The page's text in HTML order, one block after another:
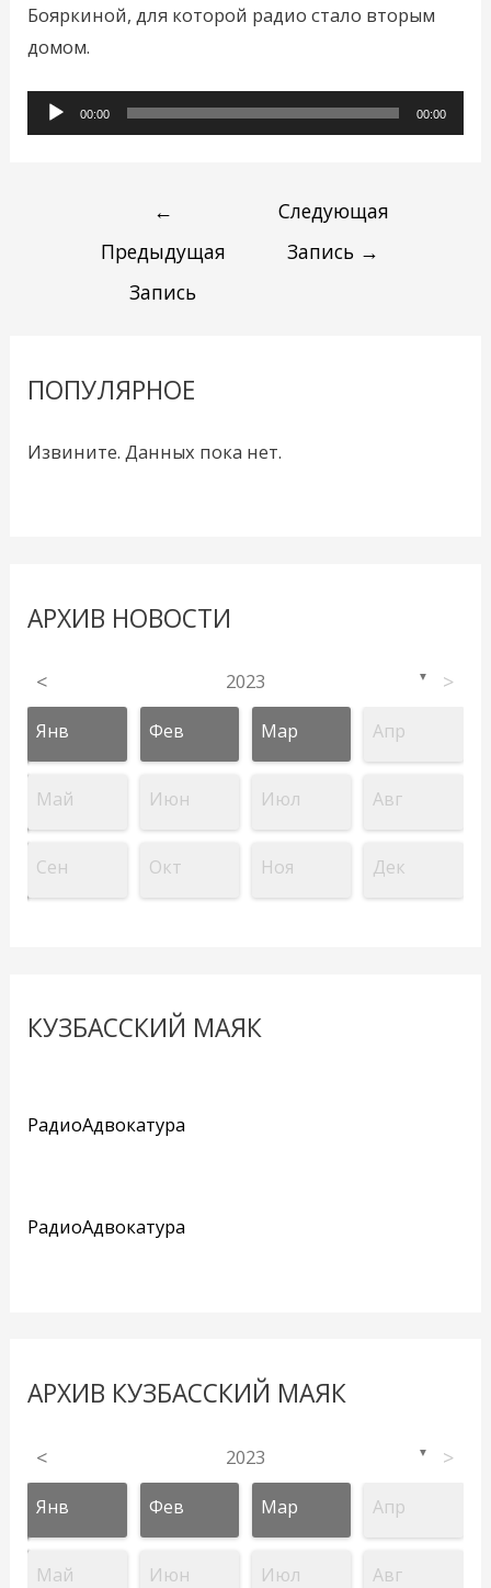
Бояркиной, для которой радио стало вторым
домом.
Аудиоплеер
00:00 00:00
←
Предыдущая
Запись
Следующая
Запись →
ПОПУЛЯРНОЕ
Извините. Данных пока нет.
АРХИВ НОВОСТИ
< 2023 ▼ >
Янв Фев Мар Апр
Май Июн Июл Авг
Сен Окт Ноя Дек
КУЗБАССКИЙ МАЯК
РадиоАдвокатура
РадиоАдвокатура
АРХИВ КУЗБАССКИЙ МАЯК
< 2023 ▼ >
Янв Фев Мар Апр
Май Июн Июл Авг